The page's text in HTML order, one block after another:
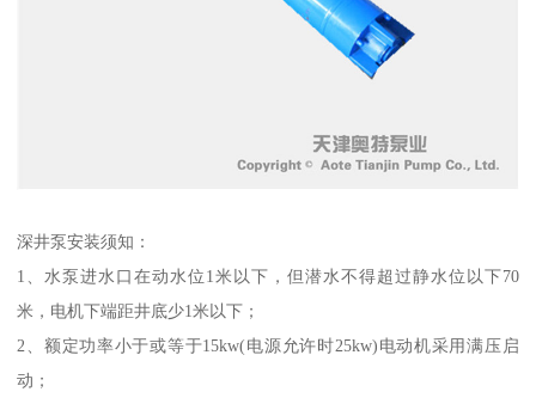
深井泵安装须知：
1、水泵进水口在动水位1米以下，但潜水不得超过静水位以下70
米，电机下端距井底少1米以下；
2、额定功率小于或等于15kw(电源允许时25kw)电动机采用满压启
动；